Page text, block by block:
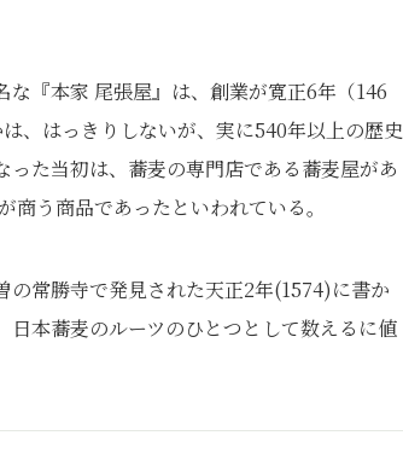
『本家 尾張屋』は、創業が寛正6年（146
、はっきりしないが、実に540年以上の歴史
た当初は、蕎麦の専門店である蕎麦屋があ
う商品であったといわれている。
常勝寺で発見された天正2年(1574)に書か
本蕎麦のルーツのひとつとして数えるに値